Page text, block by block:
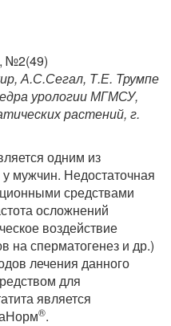
№2(49)
А.С.Сегал, Т.Е. Трумпе
урологии МГМСУ,
растений, г.
одним из
мужчин. Недостаточная
средствами
осложнений
воздействие
на сперматогенез и др.)
лечения данного
для
является
®.